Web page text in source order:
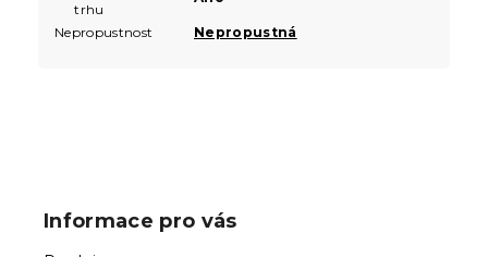
trhu
Nepropustnost Nepropustná
Informace pro vás